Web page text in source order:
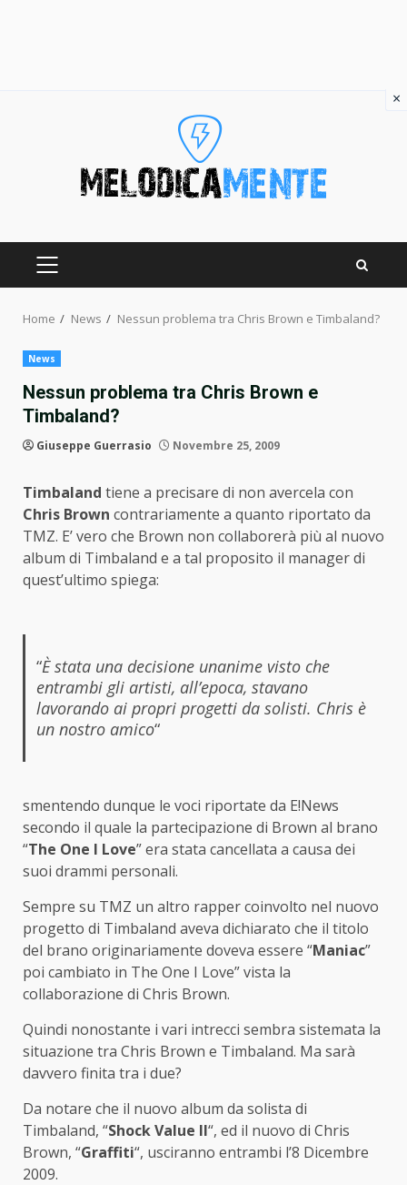
PRIMARY
Home News Nessun problema tra Chris Brown e Timbaland?
News
Nessun problema tra Chris Brown e
Timbaland?
Giuseppe Guerrasio Novembre 25, 2009
Timbaland tiene a precisare di non avercela con
Chris Brown contrariamente a quanto riportato da
TMZ. E’ vero che Brown non collaborerà più al nuovo
album di Timbaland e a tal proposito il manager di
quest’ultimo spiega:
“È stata una decisione unanime visto che
entrambi gli artisti, all’epoca, stavano
lavorando ai propri progetti da solisti. Chris è
un nostro amico“
smentendo dunque le voci riportate da E!News
secondo il quale la partecipazione di Brown al brano
“The One I Love” era stata cancellata a causa dei
suoi drammi personali.
Sempre su TMZ un altro rapper coinvolto nel nuovo
progetto di Timbaland aveva dichiarato che il titolo
del brano originariamente doveva essere “Maniac”
poi cambiato in The One I Love” vista la
collaborazione di Chris Brown.
Quindi nonostante i vari intrecci sembra sistemata la
situazione tra Chris Brown e Timbaland. Ma sarà
davvero finita tra i due?
Da notare che il nuovo album da solista di
Timbaland, “Shock Value II“, ed il nuovo di Chris
Brown, “Graffiti“, usciranno entrambi l’8 Dicembre
2009.
×